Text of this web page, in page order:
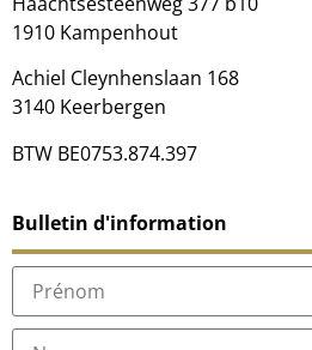
1910 Kampenhout
Achiel Cleynhenslaan 168
3140 Keerbergen
BTW BE0753.874.397
Bulletin d'information